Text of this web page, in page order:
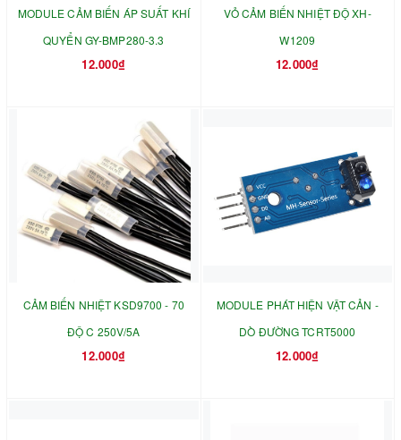
MODULE CẢM BIẾN ÁP SUẤT KHÍ
QUYỂN GY-BMP280-3.3
12.000₫
VỎ CẢM BIẾN NHIỆT ĐỘ XH-
W1209
12.000₫
CẢM BIẾN NHIỆT KSD9700 - 70
ĐỘ C 250V/5A
12.000₫
MODULE PHÁT HIỆN VẬT CẢN -
DÒ ĐƯỜNG TCRT5000
12.000₫